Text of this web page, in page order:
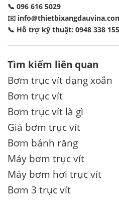
📞 096 616 5029
✉️
📞 Hỗ trợ kỹ thuật: 0948 338 155
Tìm kiếm liên quan
Bơm trục vít dạng xoắn
Bơm trục vít
Bơm trục vít là gì
Giá bơm trục vít
Bơm bánh răng
Máy bơm trục vít
Máy bơm hơi trục vít
Bơm 3 trục vít